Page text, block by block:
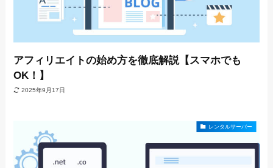
アフィリエイトの始め方を徹底解説【スマホでも
OK！】
2025年9月17日
レンタルサーバー